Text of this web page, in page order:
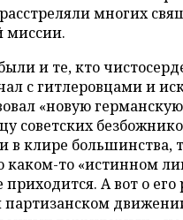
многих
миссии.
и те, кто
с гитлеровцами и
«новую германскую
советских
в клире большинства,
каком-то «истинном
А вот о его
партизанском